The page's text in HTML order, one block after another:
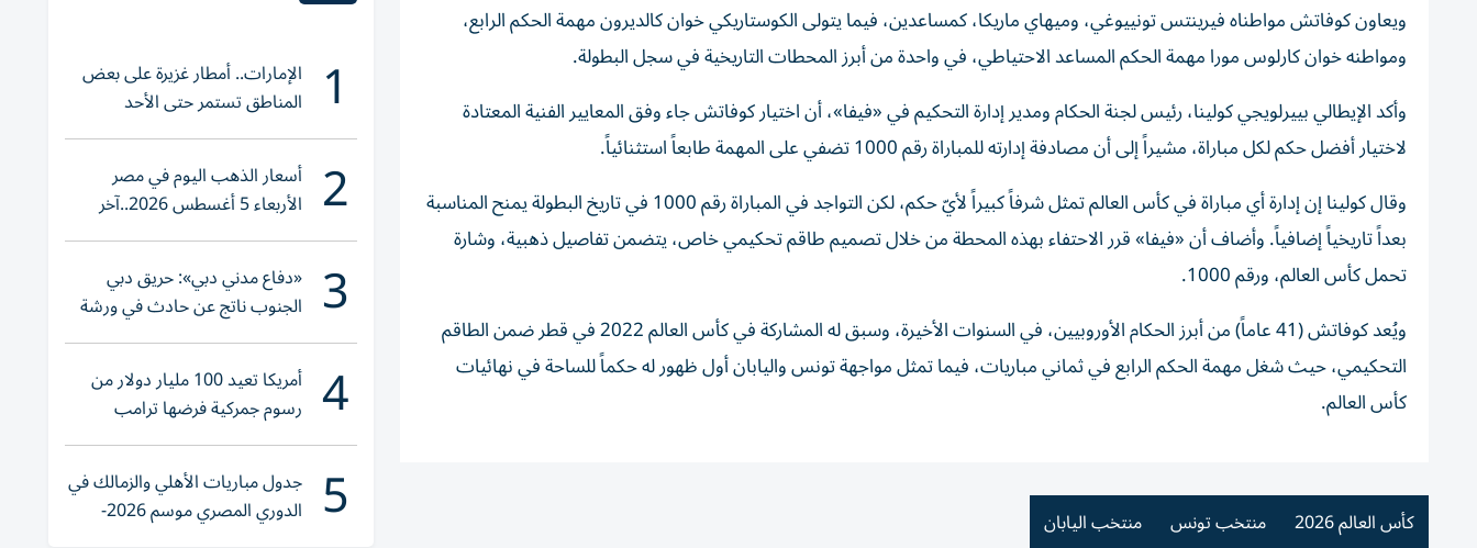
ويعاون كوفاتش مواطناه فيرينتس تونييوغي، وميهاي ماريكا، كمساعدين، فيما يتولى الكوستاريكي خوان كالديرون مهمة الحكم الرابع،
ومواطنه خوان كارلوس مورا مهمة الحكم المساعد الاحتياطي، في واحدة من أبرز المحطات التاريخية في سجل البطولة.
وأكد الإيطالي بييرلويجي كولينا، رئيس لجنة الحكام ومدير إدارة التحكيم في «فيفا»، أن اختيار كوفاتش جاء وفق المعايير الفنية المعتادة
لاختيار أفضل حكم لكل مباراة، مشيراً إلى أن مصادفة إدارته للمباراة رقم 1000 تضفي على المهمة طابعاً استثنائياً.
وقال كولينا إن إدارة أي مباراة في كأس العالم تمثل شرفاً كبيراً لأيّ حكم، لكن التواجد في المباراة رقم 1000 في تاريخ البطولة يمنح المناسبة
بعداً تاريخياً إضافياً. وأضاف أن «فيفا» قرر الاحتفاء بهذه المحطة من خلال تصميم طاقم تحكيمي خاص، يتضمن تفاصيل ذهبية، وشارة
تحمل كأس العالم، ورقم 1000.
ويُعد كوفاتش (41 عاماً) من أبرز الحكام الأوروبيين، في السنوات الأخيرة، وسبق له المشاركة في كأس العالم 2022 في قطر ضمن الطاقم
التحكيمي، حيث شغل مهمة الحكم الرابع في ثماني مباريات، فيما تمثل مواجهة تونس واليابان أول ظهور له حكماً للساحة في نهائيات
كأس العالم.
كأس العالم 2026 منتخب تونس منتخب اليابان
1 الإمارات.. أمطار غزيرة على بعض
المناطق تستمر حتى الأحد
2 أسعار الذهب اليوم في مصر
الأربعاء 5 أغسطس 2026..آخر
تحديث لعيار 21
3 «دفاع مدني دبي»: حريق دبي
الجنوب ناتج عن حادث في ورشة
ولا إصابات
4 أمريكا تعيد 100 مليار دولار من
رسوم جمركية فرضها ترامب
5 جدول مباريات الأهلي والزمالك في
الدوري المصري موسم 2026-